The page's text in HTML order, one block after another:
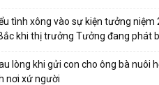
tình xông vào sự kiện tưởng niệm
khi thị trưởng Tưởng đang phát
lòng khi gửi con cho ông bà nuôi
nơi xứ người